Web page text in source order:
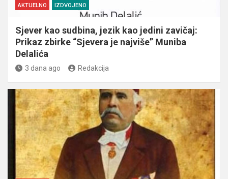
AKTUELNO IZDVOJENO
Sjever kao sudbina, jezik kao jedini zavičaj:
Prikaz zbirke “Sjevera je najviše” Muniba
Delalića
3 dana ago Redakcija